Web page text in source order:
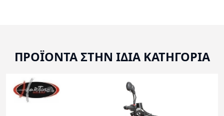
ΠΡΟΪΟΝΤΑ ΣΤΗΝ ΙΔΙΑ ΚΑΤΗΓΟΡΙΑ